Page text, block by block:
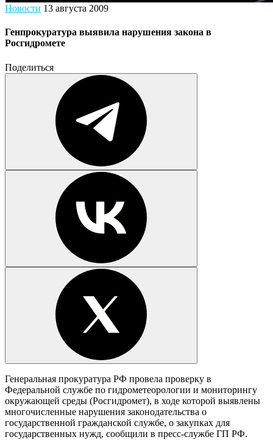
Новости 13 августа 2009
Генпрокуратура выявила нарушения закона в
Росгидромете
Поделиться
Генеральная прокуратура РФ провела проверку в
Федеральной службе по гидрометеорологии и мониторингу
окружающей среды (Росгидромет), в ходе которой выявлены
многочисленные нарушения законодательства о
государственной гражданской службе, о закупках для
государственных нужд, сообщили в пресс-службе ГП РФ.